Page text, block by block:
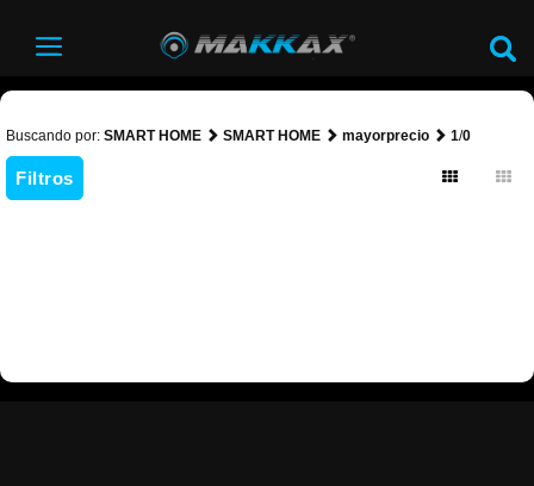
Buscando por: SMART HOME SMART HOME mayorprecio 1/0
Filtros